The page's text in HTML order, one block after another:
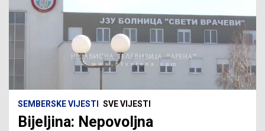
SEMBERSKE VIJESTI SVE VIJESTI
Bijeljina: Nepovoljna